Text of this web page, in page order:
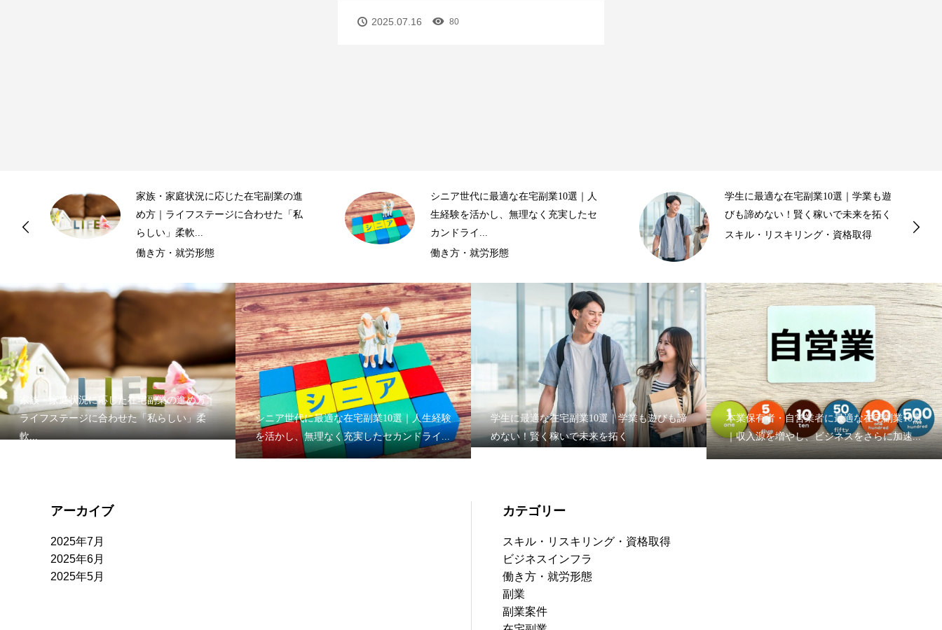
2025.07.16 80
シニア世代に最適な在宅副業10選｜人
生経験を活かし、無理なく充実したセ
カンドライ...
働き方・就労形態
学生に最適な在宅副業10選｜学業も遊
びも諦めない！賢く稼いで未来を拓く
スキル・リスキリング・資格取得
本業保有者・自営業者に最適な在宅副
業10選｜収入源を増やし、ビジネスを
さらに加速...
家族・家庭状況に応じた在宅副業の進め方｜
ライフステージに合わせた「私らしい」柔
軟...
シニア世代に最適な在宅副業10選｜人生経験
を活かし、無理なく充実したセカンドライ...
学生に最適な在宅副業10選｜学業も遊びも諦
めない！賢く稼いで未来を拓く
本業保有者・自営業者に最適な在宅副業10選
｜収入源を増やし、ビジネスをさらに加速...
アーカイブ
2025年7月
2025年6月
2025年5月
カテゴリー
スキル・リスキリング・資格取得
ビジネスインフラ
働き方・就労形態
副業
副業案件